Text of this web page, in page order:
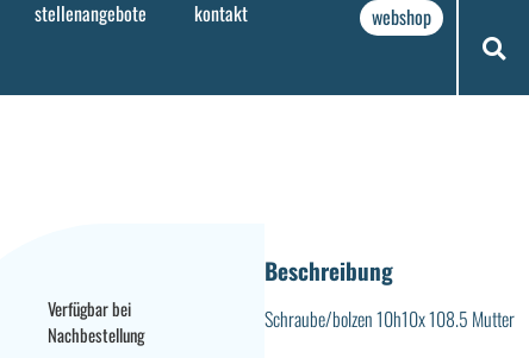
stellenangebote
kontakt
webshop
Verfügbar bei
Nachbestellung
Beschreibung
Schraube/bolzen 10h10x 108.5 Mutter